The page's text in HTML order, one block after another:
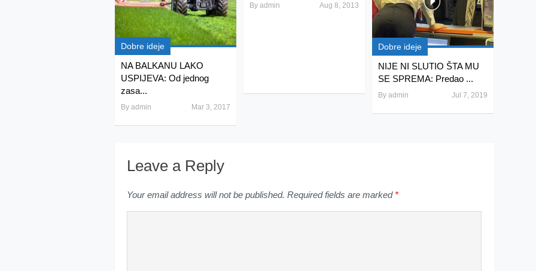
Dobre ideje
NA BALKANU LAKO
USPIJEVA: Od jednog
zasa...
By admin Mar 3, 2017
By admin Aug 8, 2013
Dobre ideje
NIJE NI SLUTIO ŠTA MU
SE SPREMA: Predao ...
By admin Jul 7, 2019
Leave a Reply
Your email address will not be published. Required fields are marked *